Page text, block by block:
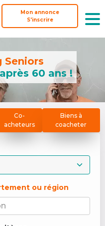
Mon annonce
S'inscrire
Mon annonce
S'inscrire
Seniors
60 ans !
Co-
acheteurs
Biens à
coacheter
ou région